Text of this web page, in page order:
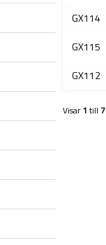
GX114
GX115
GX112
Visar1 till 7